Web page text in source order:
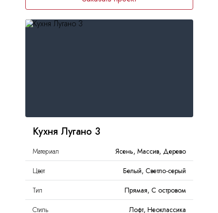
Кухня Лугано 3
Материал
Ясень, Массив, Дерево
Цвет
Белый, Светло-серый
Тип
Прямая, С островом
Стиль
Лофт, Неоклассика